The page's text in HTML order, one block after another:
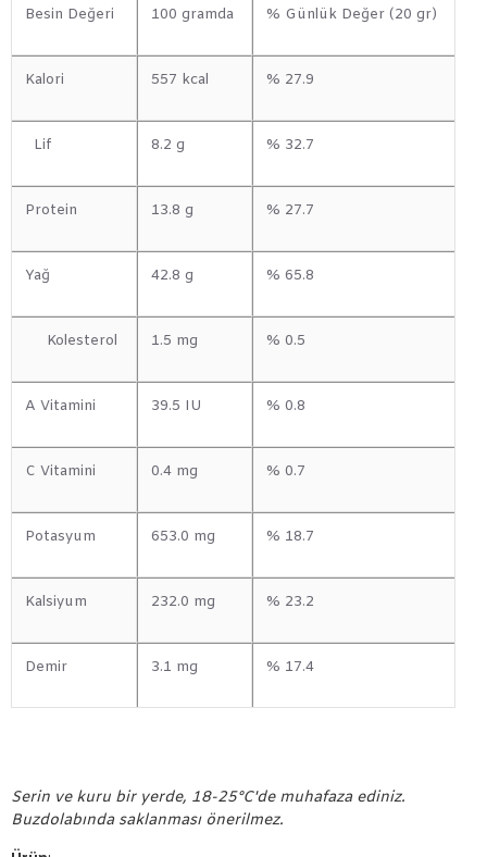
Besin Değeri 100 gramda % Günlük Değer (20 gr)
Kalori 557 kcal % 27.9
Lif 8.2 g % 32.7
Protein 13.8 g % 27.7
Yağ 42.8 g % 65.8
Kolesterol 1.5 mg % 0.5
A Vitamini 39.5 IU % 0.8
C Vitamini 0.4 mg % 0.7
Potasyum 653.0 mg % 18.7
Kalsiyum 232.0 mg % 23.2
Demir 3.1 mg % 17.4
Serin ve kuru bir yerde, 18-25°C'de muhafaza ediniz.
Buzdolabında saklanması önerilmez.